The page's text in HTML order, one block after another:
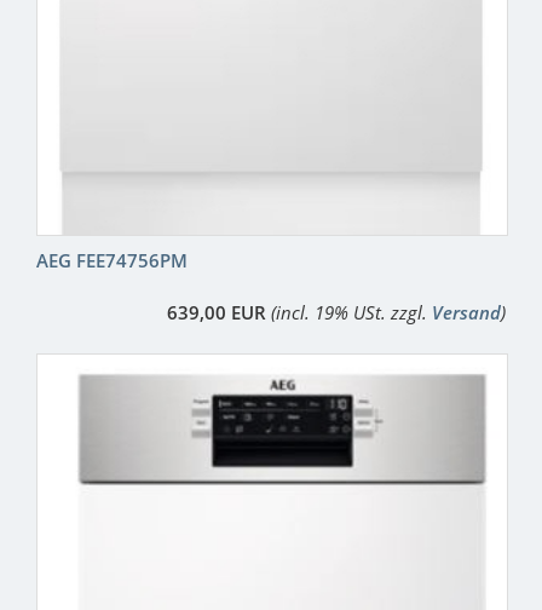
AEG FEE74756PM
639,00 EUR (incl. 19% USt. zzgl. Versand)